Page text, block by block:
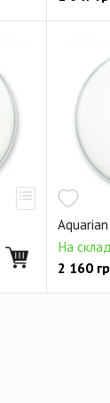
барабанов
На
2 160